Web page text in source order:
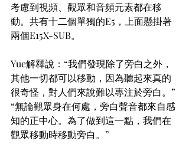
考慮到視頻、觀眾和音頻元素都在移
動。共有十二個單獨的E5，上面懸掛著
兩個E15X-SUB。
Yue解釋說：“我們發現除了旁白之外，
其他一切都可以移動，因為聽起來真的
很奇怪，對人們來說難以專注於旁白。”
“無論觀眾身在何處，旁白聲音都來自感
知的正中心。為了做到這一點，我們在
觀眾移動時移動旁白。”